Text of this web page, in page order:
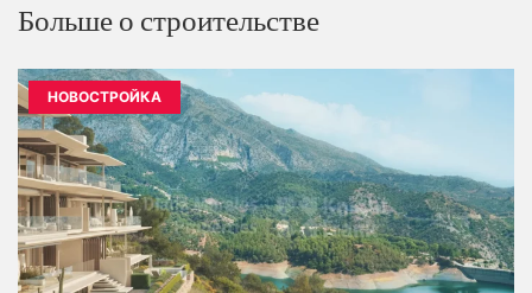
Больше о строительстве
НОВОСТРОЙКА